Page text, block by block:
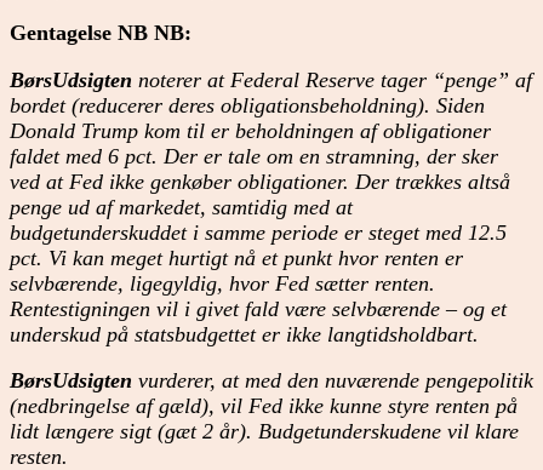
Gentagelse NB NB:
BørsUdsigten noterer at Federal Reserve tager “penge” af
bordet (reducerer deres obligationsbeholdning). Siden
Donald Trump kom til er beholdningen af obligationer
faldet med 6 pct. Der er tale om en stramning, der sker
ved at Fed ikke genkøber obligationer. Der trækkes altså
penge ud af markedet, samtidig med at
budgetunderskuddet i samme periode er steget med 12.5
pct. Vi kan meget hurtigt nå et punkt hvor renten er
selvbærende, ligegyldig, hvor Fed sætter renten.
Rentestigningen vil i givet fald være selvbærende – og et
underskud på statsbudgettet er ikke langtidsholdbart.
BørsUdsigten vurderer, at med den nuværende pengepolitik
(nedbringelse af gæld), vil Fed ikke kunne styre renten på
lidt længere sigt (gæt 2 år). Budgetunderskudene vil klare
resten.